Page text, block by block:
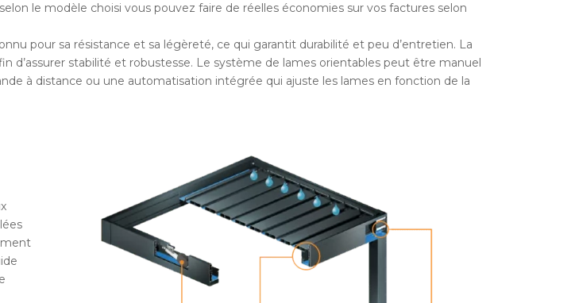
le modèle choisi vous pouvez faire de réelles économies sur vos factures selon
pour sa résistance et sa légèreté, ce qui garantit durabilité et peu d’entretien. La
stabilité et robustesse. Le système de lames orientables peut être manuel
à distance ou une automatisation intégrée qui ajuste les lames en fonction de la